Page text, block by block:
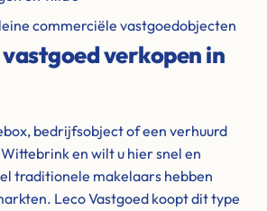
commerciële vastgoedobjecten
verkopen in
bedrijfsobject of een verhuurd
en wilt u hier snel en
traditionele makelaars hebben
Leco Vastgoed koopt dit type